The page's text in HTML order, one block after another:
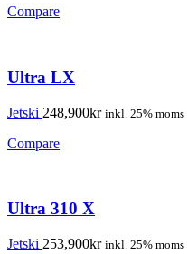
Compare
Ultra LX
Jetski 248,900kr inkl. 25% moms
Compare
Ultra 310 X
Jetski 253,900kr inkl. 25% moms